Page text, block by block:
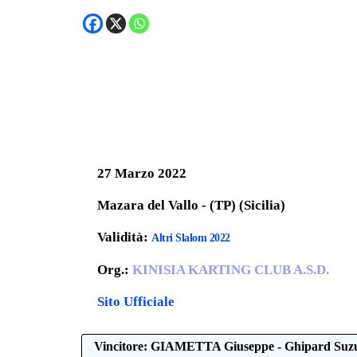
27 Marzo 2022
Mazara del Vallo - (TP) (Sicilia)
Validità: Altri Slalom 2022
Org.: KINISIA KARTING CLUB A.S.D.
Sito Ufficiale
Vincitore: GIAMETTA Giuseppe - Ghipard